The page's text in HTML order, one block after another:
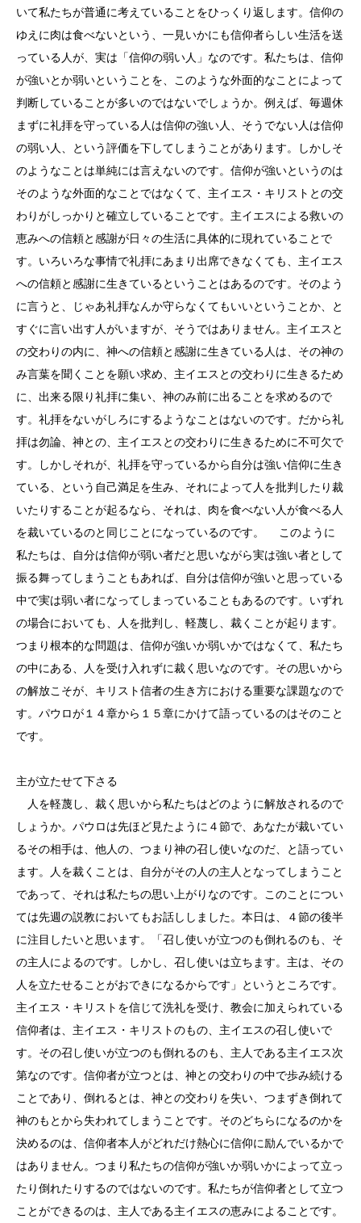
いて私たちが普通に考えていることをひっくり返します。信仰の
ゆえに肉は食べないという、一見いかにも信仰者らしい生活を送
っている人が、実は「信仰の弱い人」なのです。私たちは、信仰
が強いとか弱いということを、このような外面的なことによって
判断していることが多いのではないでしょうか。例えば、毎週休
まずに礼拝を守っている人は信仰の強い人、そうでない人は信仰
の弱い人、という評価を下してしまうことがあります。しかしそ
のようなことは単純には言えないのです。信仰が強いというのは
そのような外面的なことではなくて、主イエス・キリストとの交
わりがしっかりと確立していることです。主イエスによる救いの
恵みへの信頼と感謝が日々の生活に具体的に現れていることで
す。いろいろな事情で礼拝にあまり出席できなくても、主イエス
への信頼と感謝に生きているということはあるのです。そのよう
に言うと、じゃあ礼拝なんか守らなくてもいいということか、と
すぐに言い出す人がいますが、そうではありません。主イエスと
の交わりの内に、神への信頼と感謝に生きている人は、その神の
み言葉を聞くことを願い求め、主イエスとの交わりに生きるため
に、出来る限り礼拝に集い、神のみ前に出ることを求めるので
す。礼拝をないがしろにするようなことはないのです。だから礼
拝は勿論、神との、主イエスとの交わりに生きるために不可欠で
す。しかしそれが、礼拝を守っているから自分は強い信仰に生き
ている、という自己満足を生み、それによって人を批判したり裁
いたりすることが起るなら、それは、肉を食べない人が食べる人
を裁いているのと同じことになっているのです。 このように
私たちは、自分は信仰が弱い者だと思いながら実は強い者として
振る舞ってしまうこともあれば、自分は信仰が強いと思っている
中で実は弱い者になってしまっていることもあるのです。いずれ
の場合においても、人を批判し、軽蔑し、裁くことが起ります。
つまり根本的な問題は、信仰が強いか弱いかではなくて、私たち
の中にある、人を受け入れずに裁く思いなのです。その思いから
の解放こそが、キリスト信者の生き方における重要な課題なので
す。パウロが１４章から１５章にかけて語っているのはそのこと
です。
主が立たせて下さる
人を軽蔑し、裁く思いから私たちはどのように解放されるので
しょうか。パウロは先ほど見たように４節で、あなたが裁いてい
るその相手は、他人の、つまり神の召し使いなのだ、と語ってい
ます。人を裁くことは、自分がその人の主人となってしまうこと
であって、それは私たちの思い上がりなのです。このことについ
ては先週の説教においてもお話ししました。本日は、４節の後半
に注目したいと思います。「召し使いが立つのも倒れるのも、そ
の主人によるのです。しかし、召し使いは立ちます。主は、その
人を立たせることがおできになるからです」というところです。
主イエス・キリストを信じて洗礼を受け、教会に加えられている
信仰者は、主イエス・キリストのもの、主イエスの召し使いで
す。その召し使いが立つのも倒れるのも、主人である主イエス次
第なのです。信仰者が立つとは、神との交わりの中で歩み続ける
ことであり、倒れるとは、神との交わりを失い、つまずき倒れて
神のもとから失われてしまうことです。そのどちらになるのかを
決めるのは、信仰者本人がどれだけ熱心に信仰に励んでいるかで
はありません。つまり私たちの信仰が強いか弱いかによって立っ
たり倒れたりするのではないのです。私たちが信仰者として立つ
ことができるのは、主人である主イエスの恵みによることです。